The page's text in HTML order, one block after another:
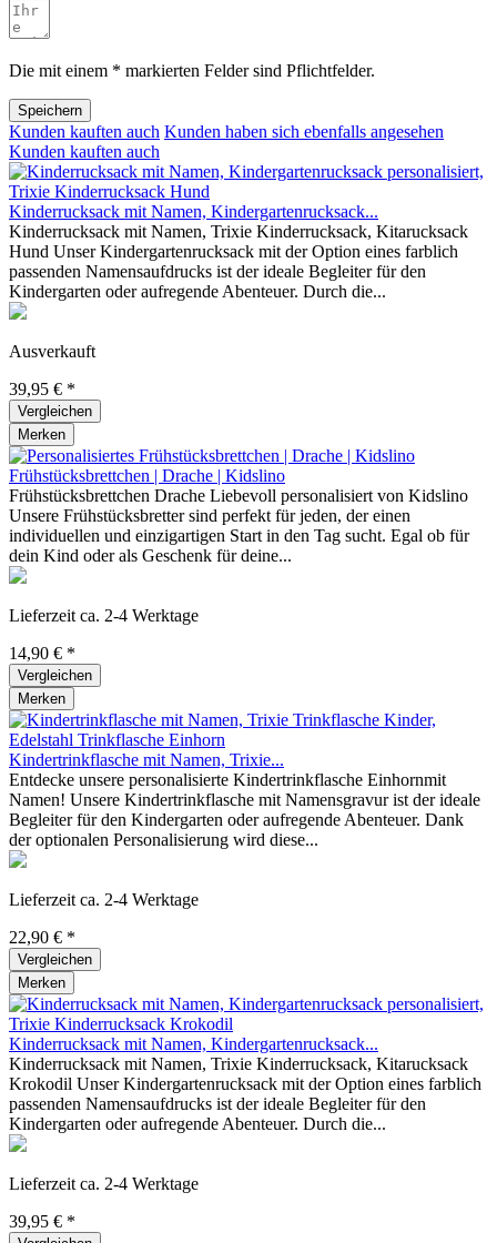
Die mit einem * markierten Felder sind Pflichtfelder.
Speichern
Kunden kauften auch Kunden haben sich ebenfalls angesehen
Kunden kauften auch
Kinderrucksack mit Namen, Kindergartenrucksack...
Kinderrucksack mit Namen, Trixie Kinderrucksack, Kitarucksack
Hund Unser Kindergartenrucksack mit der Option eines farblich
passenden Namensaufdrucks ist der ideale Begleiter für den
Kindergarten oder aufregende Abenteuer. Durch die...
Ausverkauft
39,95 € *
Vergleichen
Merken
Frühstücksbrettchen | Drache | Kidslino
Frühstücksbrettchen Drache Liebevoll personalisiert von Kidslino
Unsere Frühstücksbretter sind perfekt für jeden, der einen
individuellen und einzigartigen Start in den Tag sucht. Egal ob für
dein Kind oder als Geschenk für deine...
Lieferzeit ca. 2-4 Werktage
14,90 € *
Vergleichen
Merken
Kindertrinkflasche mit Namen, Trixie...
Entdecke unsere personalisierte Kindertrinkflasche Einhornmit
Namen! Unsere Kindertrinkflasche mit Namensgravur ist der ideale
Begleiter für den Kindergarten oder aufregende Abenteuer. Dank
der optionalen Personalisierung wird diese...
Lieferzeit ca. 2-4 Werktage
22,90 € *
Vergleichen
Merken
Kinderrucksack mit Namen, Kindergartenrucksack...
Kinderrucksack mit Namen, Trixie Kinderrucksack, Kitarucksack
Krokodil Unser Kindergartenrucksack mit der Option eines farblich
passenden Namensaufdrucks ist der ideale Begleiter für den
Kindergarten oder aufregende Abenteuer. Durch die...
Lieferzeit ca. 2-4 Werktage
39,95 € *